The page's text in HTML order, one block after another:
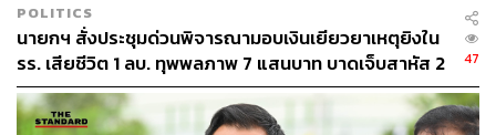
POLITICS
นายกฯ สั่งประชุมด่วนพิจารณามอบเงินเยียวยาเหตุยิงใน
รร. เสียชีวิต 1 ลบ. ทุพพลภาพ 7 แสนบาท บาดเจ็บสาหัส 2
แสนบาท บาดเจ็บเล็กน้อย 1 แสนบาท
47